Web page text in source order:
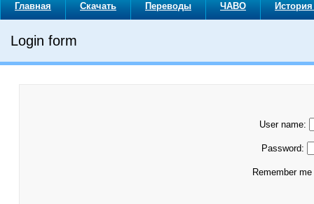
Главная Скачать Переводы ЧАВО
Login form
User name:
Password:
Remember